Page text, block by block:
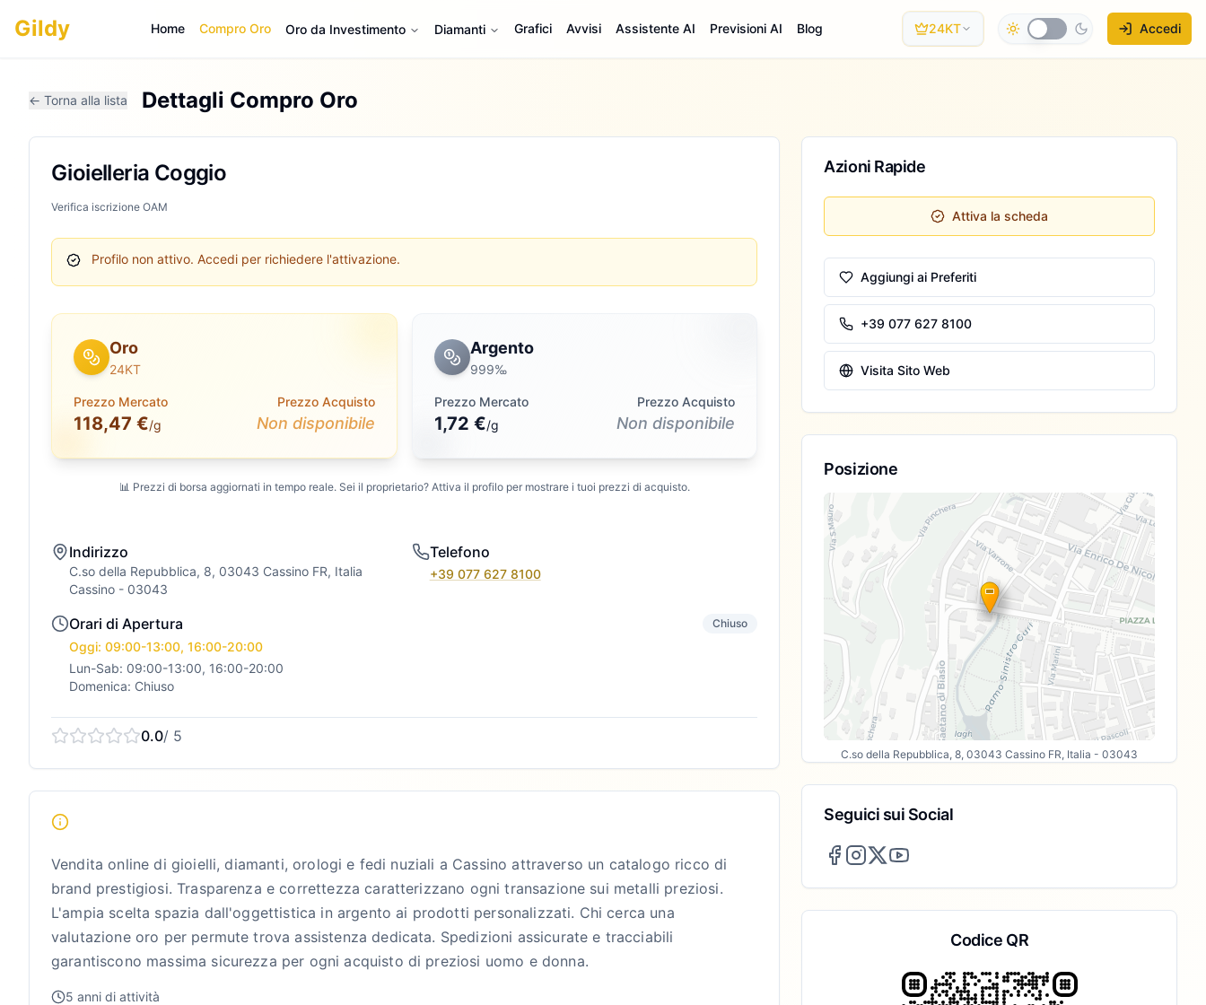
Gildy Home Compro Oro Oro da Investimento Diamanti Grafici Avvisi Assistente AI Previsioni AI Blog 24KT Accedi
← Torna alla lista Dettagli Compro Oro
Gioielleria Coggio
Verifica iscrizione OAM
Profilo non attivo. Accedi per richiedere l'attivazione.
Oro
24KT
Prezzo Mercato
118,47 €/g
Prezzo Acquisto
Non disponibile
Argento
999‰
Prezzo Mercato
1,72 €/g
Prezzo Acquisto
Non disponibile
📊 Prezzi di borsa aggiornati in tempo reale. Sei il proprietario? Attiva il profilo per mostrare i tuoi prezzi di acquisto.
Indirizzo
C.so della Repubblica, 8, 03043 Cassino FR, Italia
Cassino - 03043
Telefono
+39 077 627 8100
Orari di Apertura Chiuso
Oggi: 09:00-13:00, 16:00-20:00
Lun-Sab: 09:00-13:00, 16:00-20:00
Domenica: Chiuso
0.0/ 5
Vendita online di gioielli, diamanti, orologi e fedi nuziali a Cassino attraverso un catalogo ricco di
brand prestigiosi. Trasparenza e correttezza caratterizzano ogni transazione sui metalli preziosi.
L'ampia scelta spazia dall'oggettistica in argento ai prodotti personalizzati. Chi cerca una
valutazione oro per permute trova assistenza dedicata. Spedizioni assicurate e tracciabili
garantiscono massima sicurezza per ogni acquisto di preziosi uomo e donna.
5 anni di attività
Azioni Rapide
Attiva la scheda
Aggiungi ai Preferiti
+39 077 627 8100
Visita Sito Web
Posizione
C.so della Repubblica, 8, 03043 Cassino FR, Italia - 03043
Seguici sui Social
Codice QR